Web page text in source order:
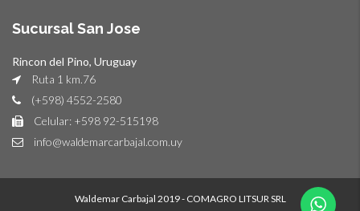
Sucursal San Jose
Rincon del Pino, Uruguay
Ruta 1 km.76
(+598) 4552-2580
Celular: +598 92-515198
info@waldemarcarbajal.com.uy
Waldemar Carbajal 2019 - COMAGRO LITSUR SRL